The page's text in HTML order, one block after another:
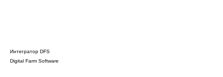
Digital Farm Software
Интегратор DFS